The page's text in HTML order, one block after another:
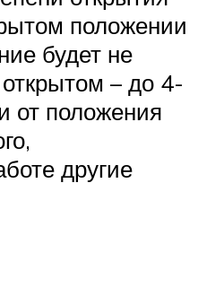
положении
будет не
– до 4-
от положения
другие